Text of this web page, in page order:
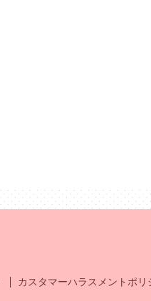
カスタマーハラスメントポリ